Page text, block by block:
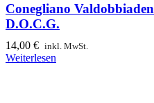
Conegliano
D.O.C.G.
14,00 € inkl. MwSt.
Weiterlesen